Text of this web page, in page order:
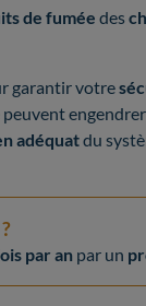
de fumée des
garantir votre
adéquatdu
par an par un